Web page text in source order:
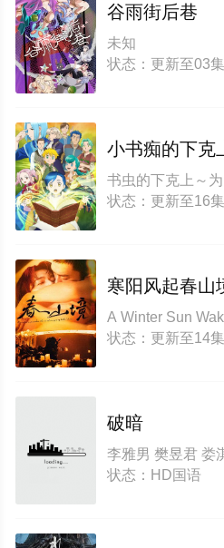
谷雨街后巷
未知
状态：更新至03集
状态：更新至16集
寒阳风起春山
A Winter Sun
状态：更新至14集
破暗
李雅男 樊昱君 娄
状态：HD国语